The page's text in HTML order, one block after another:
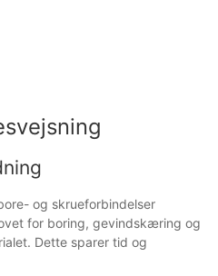
og skrueforbindelser
for boring, gevindskæring og
Dette sparer tid og